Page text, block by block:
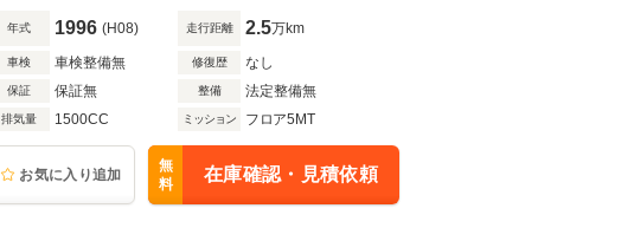
年式 1996 (H08) 走行距離 2.5万km
車検 車検整備無 修復歴 なし
保証 保証無 整備 法定整備無
排気量 1500CC ミッション フロア5MT
お気に入り追加
無
料
在庫確認・見積依頼